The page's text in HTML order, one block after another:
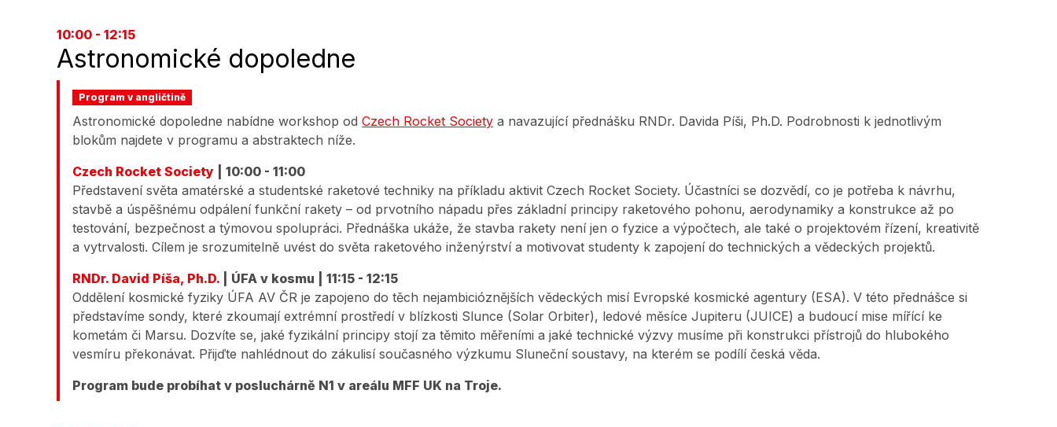
10:00 - 12:15
Astronomické dopoledne
Program v angličtině
Astronomické dopoledne nabídne workshop od Czech Rocket Society a navazující přednášku RNDr. Davida Píši, Ph.D. Podrobnosti k jednotlivým
blokům najdete v programu a abstraktech níže.
Czech Rocket Society | 10:00 - 11:00
Představení světa amatérské a studentské raketové techniky na příkladu aktivit Czech Rocket Society. Účastníci se dozvědí, co je potřeba k návrhu,
stavbě a úspěšnému odpálení funkční rakety – od prvotního nápadu přes základní principy raketového pohonu, aerodynamiky a konstrukce až po
testování, bezpečnost a týmovou spolupráci. Přednáška ukáže, že stavba rakety není jen o fyzice a výpočtech, ale také o projektovém řízení, kreativitě
a vytrvalosti. Cílem je srozumitelně uvést do světa raketového inženýrství a motivovat studenty k zapojení do technických a vědeckých projektů.
RNDr. David Píša, Ph.D. | ÚFA v kosmu | 11:15 - 12:15
Oddělení kosmické fyziky ÚFA AV ČR je zapojeno do těch nejambicióznějších vědeckých misí Evropské kosmické agentury (ESA). V této přednášce si
představíme sondy, které zkoumají extrémní prostředí v blízkosti Slunce (Solar Orbiter), ledové měsíce Jupiteru (JUICE) a budoucí mise mířící ke
kometám či Marsu. Dozvíte se, jaké fyzikální principy stojí za těmito měřeními a jaké technické výzvy musíme při konstrukci přístrojů do hlubokého
vesmíru překonávat. Přijďte nahlédnout do zákulisí současného výzkumu Sluneční soustavy, na kterém se podílí česká věda.
Program bude probíhat v posluchárně N1 v areálu MFF UK na Troje.